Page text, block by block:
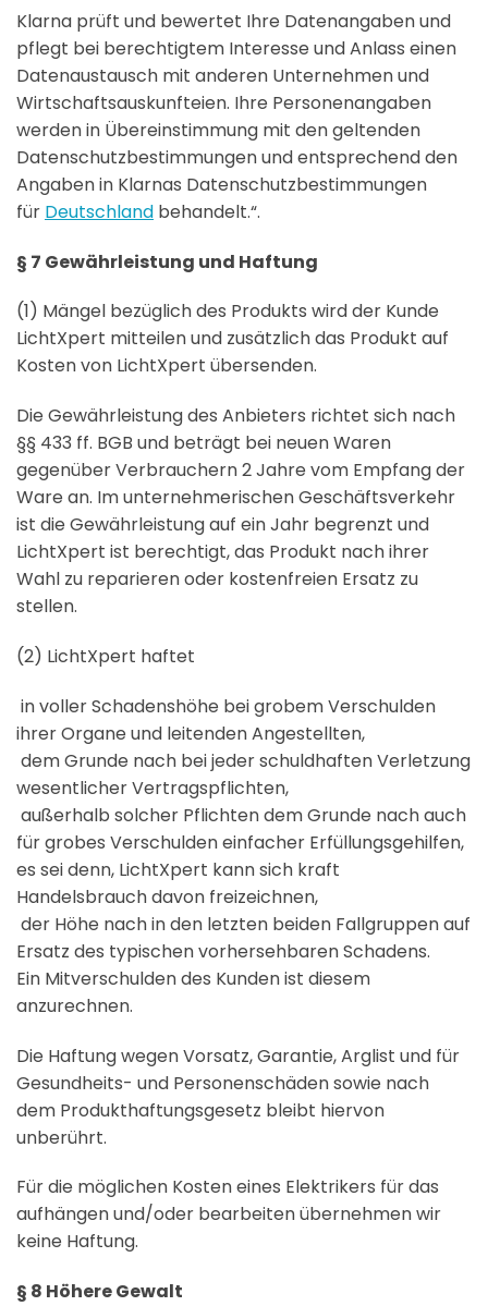
Klarna prüft und bewertet Ihre Datenangaben und
pflegt bei berechtigtem Interesse und Anlass einen
Datenaustausch mit anderen Unternehmen und
Wirtschaftsauskunfteien. Ihre Personenangaben
werden in Übereinstimmung mit den geltenden
Datenschutzbestimmungen und entsprechend den
Angaben in Klarnas Datenschutzbestimmungen
für Deutschland behandelt.“.
§ 7 Gewährleistung und Haftung
(1) Mängel bezüglich des Produkts wird der Kunde
LichtXpert mitteilen und zusätzlich das Produkt auf
Kosten von LichtXpert übersenden.
Die Gewährleistung des Anbieters richtet sich nach
§§ 433 ff. BGB und beträgt bei neuen Waren
gegenüber Verbrauchern 2 Jahre vom Empfang der
Ware an. Im unternehmerischen Geschäftsverkehr
ist die Gewährleistung auf ein Jahr begrenzt und
LichtXpert ist berechtigt, das Produkt nach ihrer
Wahl zu reparieren oder kostenfreien Ersatz zu
stellen.
(2) LichtXpert haftet
 in voller Schadenshöhe bei grobem Verschulden
ihrer Organe und leitenden Angestellten,
 dem Grunde nach bei jeder schuldhaften Verletzung
wesentlicher Vertragspflichten,
 außerhalb solcher Pflichten dem Grunde nach auch
für grobes Verschulden einfacher Erfüllungsgehilfen,
es sei denn, LichtXpert kann sich kraft
Handelsbrauch davon freizeichnen,
 der Höhe nach in den letzten beiden Fallgruppen auf
Ersatz des typischen vorhersehbaren Schadens.
Ein Mitverschulden des Kunden ist diesem
anzurechnen.
Die Haftung wegen Vorsatz, Garantie, Arglist und für
Gesundheits- und Personenschäden sowie nach
dem Produkthaftungsgesetz bleibt hiervon
unberührt.
Für die möglichen Kosten eines Elektrikers für das
aufhängen und/oder bearbeiten übernehmen wir
keine Haftung.
§ 8 Höhere Gewalt